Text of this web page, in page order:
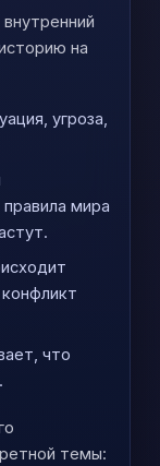
на
угроза,
мира
что
темы: